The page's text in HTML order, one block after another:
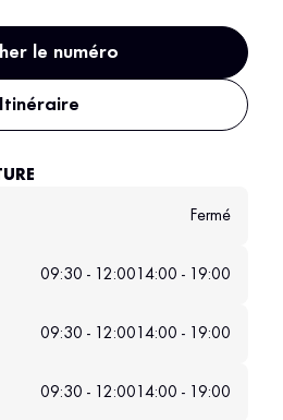
le numéro
Itinéraire
Fermé
09:30 - 12:0014:00 - 19:00
09:30 - 12:0014:00 - 19:00
09:30 - 12:0014:00 - 19:00